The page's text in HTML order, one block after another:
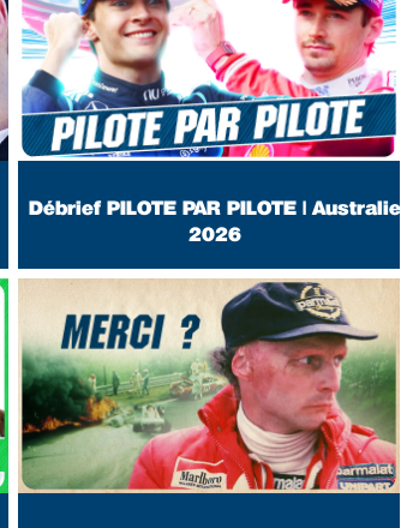
Débrief PILOTE PAR PILOTE | Australie
2026